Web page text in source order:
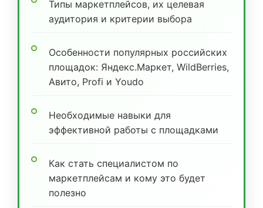
Типы маркетплейсов, их целевая
аудитория и критерии выбора
Особенности популярных российских
площадок: Яндекс.Маркет, WildBerries,
Авито, Profi и Youdo
Необходимые навыки для
эффективной работы с площадками
Как стать специалистом по
маркетплейсам и кому это будет
полезно